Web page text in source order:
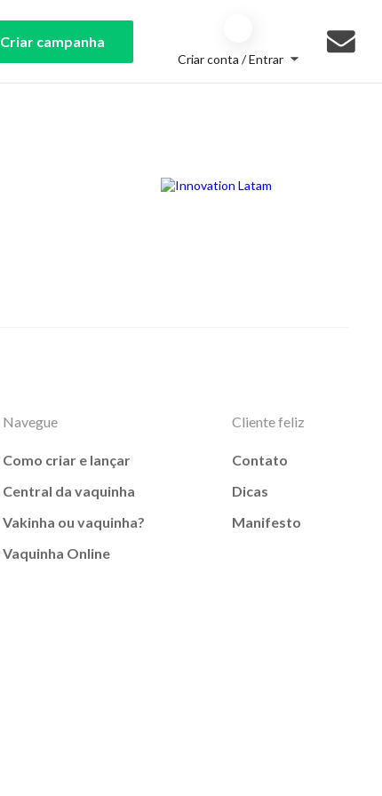
Criar campanha
Criar conta / Entrar
Navegue
Como criar e lançar
Central da vaquinha
Vakinha ou vaquinha?
Vaquinha Online
Cliente feliz
Contato
Dicas
Manifesto